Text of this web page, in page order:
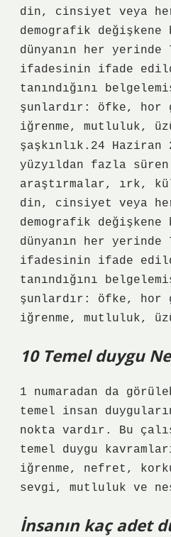
din, cinsiyet veya
demografik değişkene
dünyanın her yerinde
ifadesinin ifade
tanındığını
şunlardır: öfke, hor
iğrenme, mutluluk,
şaşkınlık.24 Haziran
yüzyıldan fazla
araştırmalar, ırk,
din, cinsiyet veya
demografik değişkene
dünyanın her yerinde
ifadesinin ifade
tanındığını
şunlardır: öfke, hor
iğrenme, mutluluk,
10 Temel duygu
1 numaradan da
temel insan
nokta vardır. Bu
temel duygu
iğrenme, nefret,
sevgi, mutluluk ve
İnsanın kaç adet